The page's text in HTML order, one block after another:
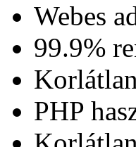
Webes
99.9%
PHP